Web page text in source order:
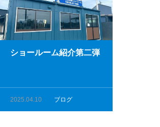
ショールーム紹介第二弾
2025.04.10 ブログ